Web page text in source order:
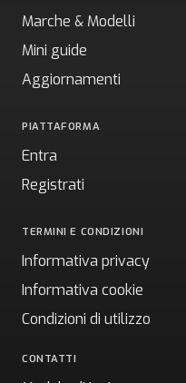
Marche & Modelli
Mini guide
Aggiornamenti
PIATTAFORMA
Entra
Registrati
TERMINI E CONDIZIONI
Informativa privacy
Informativa cookie
Condizioni di utilizzo
CONTATTI